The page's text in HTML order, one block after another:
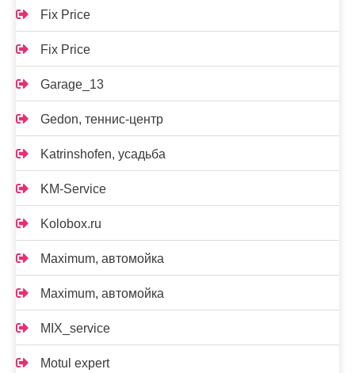
Fix Price
Fix Price
Garage_13
Gedon, теннис-центр
Katrinshofen, усадьба
KM-Service
Kolobox.ru
Maximum, автомойка
Maximum, автомойка
MIX_service
Motul expert